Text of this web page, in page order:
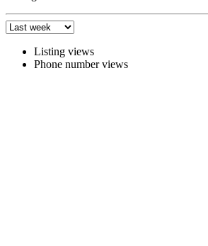
Listing views
Phone number views